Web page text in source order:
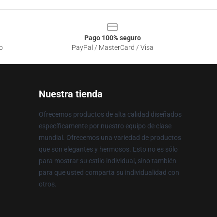
Pago 100% seguro
PayPal / MasterCard / Visa
Nuestra tienda
Ofrecemos productos de alta calidad diseñados
específicamente por nuestro equipo de clase
mundial. Ofrecemos una variedad de productos
que son elegantes y hermosos. Esto no es sólo
para mostrar su estilo individual, sino también
para que usted comparta su individualidad con
otros.